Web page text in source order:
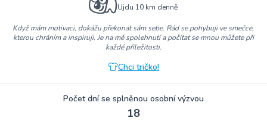
Ujdu 10 km denně
Když mám motivaci, dokážu překonat sám sebe. Rád se pohybuji ve smečce,
kterou chráním a inspiruji. Je na mě spolehnutí a počítat se mnou můžete při
každé příležitosti.
Chci tričko!
Počet dní se splněnou osobní výzvou
18